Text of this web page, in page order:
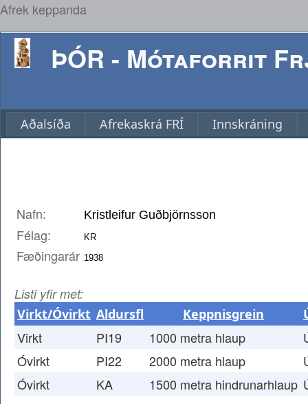
Afrek keppanda
ÞÓR - Mótaforrit
Aðalsíða Afrekaskrá FRÍ Innskráning
Nafn:
Félag:
Fæðingarár
Listi yfir met:
Virkt/Óvirkt Aldursfl Keppnisgrein
Virkt PI19 1000 metra hlaup
Óvirkt
PI22 2000 metra hlaup
Óvirkt
KA 1500 metra hindrunarhlaup